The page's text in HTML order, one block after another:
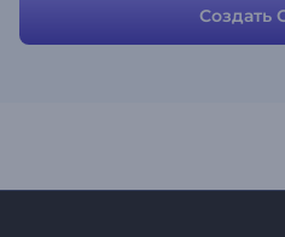
подписчиков на путешествия!
Создать